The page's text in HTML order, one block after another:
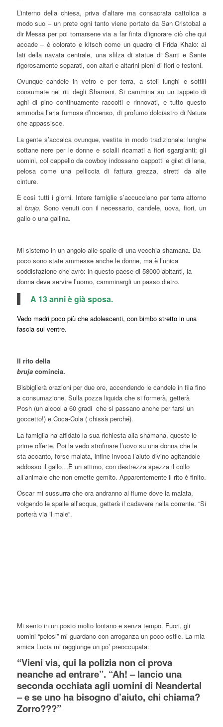
L’interno della chiesa, priva d’altare ma consacrata cattolica a
modo suo – un prete ogni tanto viene portato da San Cristobal a
dir Messa per poi tornarsene via a far finta d’ignorare ciò che qui
accade – è colorato e kitsch come un quadro di Frida Khalo: ai
lati della navata centrale, una sfilza di statue di Santi e Sante
rigorosamente separati, con altari e altarini pieni di fiori e festoni.
Ovunque candele in vetro e per terra, a steli lunghi e sottili
consumate nei riti degli Shamani. Si cammina su un tappeto di
aghi di pino continuamente raccolti e rinnovati, e tutto questo
ammorba l’aria fumosa d’incenso, di profumo dolciastro di Natura
che appassisce.
La gente s’accalca ovunque, vestita in modo tradizionale: lunghe
sottane nere per le donne e scialli ricamati a fiori sgargianti; gli
uomini, col cappello da cowboy indossano cappotti e gilet di lana,
pelosa come una pelliccia di fattura grezza, stretti da alte
cinture.
È così tutti i giorni. Intere famiglie s’accucciano per terra attorno
al brujo. Sono venuti con il necessario, candele, uova, fiori, un
gallo o una gallina.
Mi sistemo in un angolo alle spalle di una vecchia shamana. Da
poco sono state ammesse anche le donne, ma è l’unica
soddisfazione che avrò: in questo paese di 58000 abitanti, la
donna deve servire l’uomo, camminargli un passo dietro.
A 13 anni è già sposa.
Vedo madri poco più che adolescenti, con bimbo stretto in una
fascia sul ventre.
Il rito della
bruja comincia.
Bisbiglierà orazioni per due ore, accendendo le candele in fila fino
a consumazione. Sulla pozza liquida che si formerà, getterà
Posh (un alcool a 60 gradi che si passano anche per farsi un
goccetto!) e Coca-Cola ( chissà perché).
La famiglia ha affidato la sua richiesta alla shamana, queste le
prime offerte. Poi la vedo strofinare l’uovo su una donna che le
sta accanto, forse malata, infine invoca l’aiuto divino agitandole
addosso il gallo…È un attimo, con destrezza spezza il collo
all’animale che non emette gemito. Apparentemente il rito è finito.
Oscar mi sussurra che ora andranno al fiume dove la malata,
volgendo le spalle all’acqua, getterà il cadavere nella corrente. “Si
porterà via il male”.
Mi sento in un posto molto lontano e senza tempo. Fuori, gli
uomini “pelosi” mi guardano con arroganza un poco ostile. La mia
amica Lucia mi raggiunge un po’ preoccupata:
“Vieni via, qui la polizia non ci prova
neanche ad entrare”. “Ah! – lancio una
seconda occhiata agli uomini di Neandertal
– e se uno ha bisogno d’aiuto, chi chiama?
Zorro???”